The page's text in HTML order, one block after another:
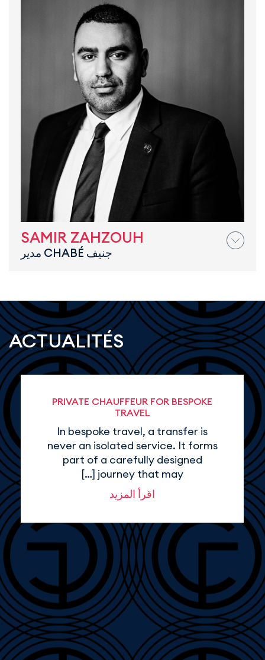
SAMIR ZAHZOUH
مدير CHABÉ جنيف
ACTUALITÉS
PRIVATE CHAUFFEUR FOR BESPOKE
TRAVEL
In bespoke travel, a transfer is
never an isolated service. It forms
part of a carefully designed
journey that may […]
اقرأ المزيد